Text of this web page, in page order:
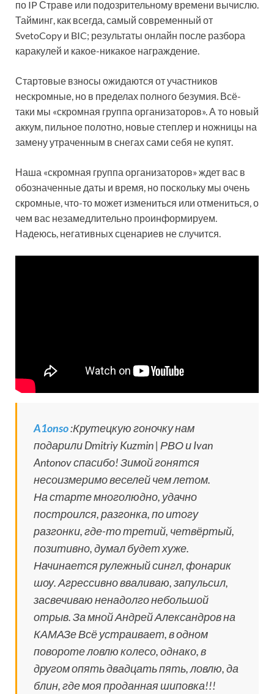
по IP Страве или подозрительному времени вычислю.
Тайминг, как всегда, самый современный от
SvetoCopy и BIC; результаты онлайн после разбора
каракулей и какое-никакое награждение.
Стартовые взносы ожидаются от участников
нескромные, но в пределах полного безумия. Всё-
таки мы «скромная группа организаторов». А то новый
аккум, пильное полотно, новые степлер и ножницы на
замену утраченным в снегах сами себя не купят.
Наша «скромная группа организаторов» ждет вас в
обозначенные даты и время, но поскольку мы очень
скромные, что-то может измениться или отмениться, о
чем вас незамедлительно проинформируем.
Надеюсь, негативных сценариев не случится.
A1onso:Крутецкую гоночку нам
подарили Dmitriy Kuzmin | РВО и Ivan
Antonov спасибо! Зимой гонятся
несоизмеримо веселей чем летом.
На старте многолюдно, удачно
построился, разгонка, по итогу
разгонки, где-то третий, четвёртый,
позитивно, думал будет хуже.
Начинается рулежный сингл, фонарик
шоу. Агрессивно вваливаю, запульсил,
засвечиваю ненадолго небольшой
отрыв. За мной Андрей Александров на
КАМАЗе Всё устраивает, в одном
повороте ловлю колесо, однако, в
другом опять двадцать пять, ловлю, да
блин, где моя проданная шиповка!!!